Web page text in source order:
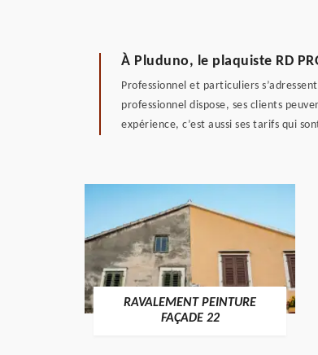
À Pluduno, le plaquiste RD
Professionnel et particuliers
professionnel dispose, ses clients
expérience, c’est aussi ses tarifs qui
RAVALEMENT PEINTURE
FAÇADE 22